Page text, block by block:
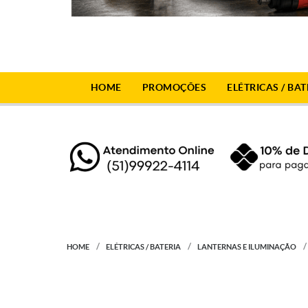
HOME PROMOÇÕES ELÉTRICAS /
HOME ELÉTRICAS / BATERIA LANTERNAS E ILUMINAÇÃO